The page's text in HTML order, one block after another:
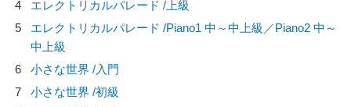
4
エレクトリカルパレード /上級
5
エレクトリカルパレード /Piano1 中～中上級／Piano2 中～
中上級
6
小さな世界 /入門
7
小さな世界 /初級